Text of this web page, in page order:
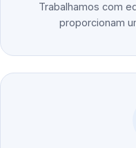
Trabalhamos com
proporcionam